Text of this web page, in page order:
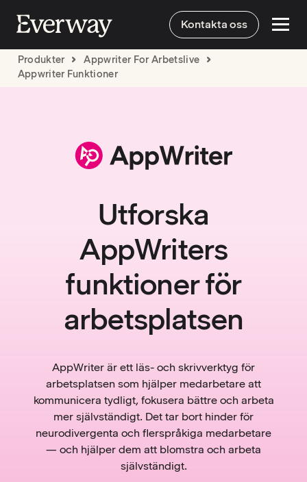
Kontakta oss
Produkter
Appwriter For Arbetslive
Appwriter Funktioner
Utforska
AppWriters
funktioner för
arbetsplatsen
AppWriter är ett läs- och skrivverktyg för
arbetsplatsen som hjälper medarbetare att
kommunicera tydligt, fokusera bättre och arbeta
mer självständigt. Det tar bort hinder för
neurodivergenta och flerspråkiga medarbetare
— och hjälper dem att blomstra och arbeta
självständigt.